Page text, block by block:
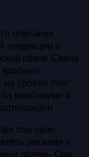
описания –
тенденции и
свечи. Свеча
красные
уровне VWAP.
максимуме и
торговле
рисками и
потерь. Она